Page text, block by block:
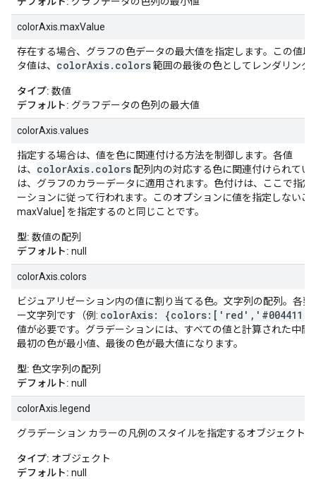
colorAxis.maxValue
存在する場合、グラフの色データの最大値を指定します。この値以
タ値は、 colorAxis.colors範囲の最後の色としてレンダリング
タイプ: 数値
デフォルト: グラフデータの色列の最大値
colorAxis.values
指定する場合は、値を色に関連付ける方法を制御します。各値
は、 colorAxis.colors配列内の対応する色に関連付けられてい
は、グラフのカラーデータに適用されます。色付けは、ここで指
ーションに従って行われます。このオプションに値を指定しないこ
maxValue] を指定するのと同じことです。
型: 数値の配列
デフォルト: null
colorAxis.colors
ビジュアリゼーション内の値に割り当てる色。文字列の配列。各要
ー文字列です（例: colorAxis:
値が必要です。グラデーションには、すべての値と計算された中間
最初の色が最小値、最後の色が最大値になります。
型: 色文字列の配列
デフォルト: null
colorAxis.legend
グラデーション カラーの凡例のスタイルを指定するオブジェクト。
タイプ: オブジェクト
デフォルト: null